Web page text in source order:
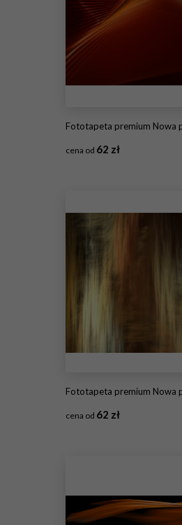
Fototapeta premium Nowa
cena od 62 zł
Fototapeta premium Nowa
cena od 62 zł